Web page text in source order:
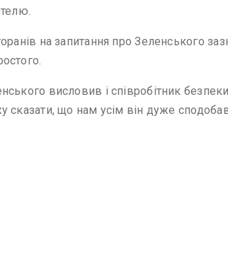
на запитання про Зеленського
висловив і співробітник
що нам усім він дуже